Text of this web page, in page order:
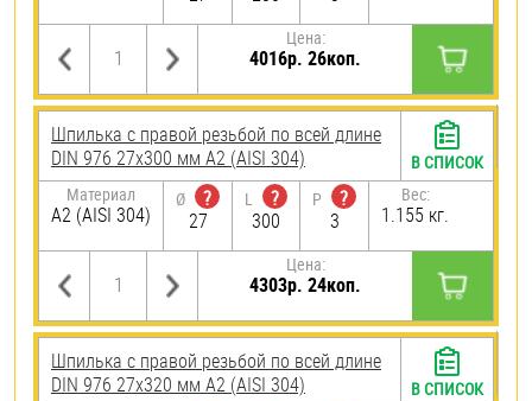
Цена:
4016р. 26коп.
Шпилька с правой резьбой по всей длине
DIN 976 27х300 мм А2 (AISI 304)
Материал
А2 (AISI 304)
Ø
?
27
L
?
300
P
?
3
Вес:
1.155 кг.
Цена:
4303р. 24коп.
В СПИСОК
Шпилька с правой резьбой по всей длине
DIN 976 27х320 мм А2 (AISI 304)
В СПИСОК